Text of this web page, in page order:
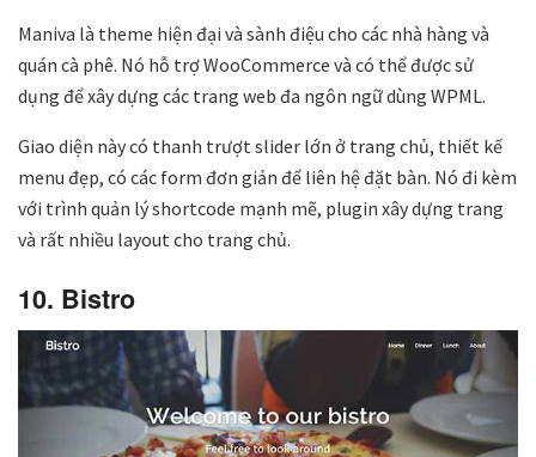
Maniva là theme hiện đại và sành điệu cho các nhà hàng và
quán cà phê. Nó hỗ trợ WooCommerce và có thể được sử
dụng để xây dựng các trang web đa ngôn ngữ dùng WPML.
Giao diện này có thanh trượt slider lớn ở trang chủ, thiết kế
menu đẹp, có các form đơn giản để liên hệ đặt bàn. Nó đi kèm
với trình quản lý shortcode mạnh mẽ, plugin xây dựng trang
và rất nhiều layout cho trang chủ.
10. Bistro